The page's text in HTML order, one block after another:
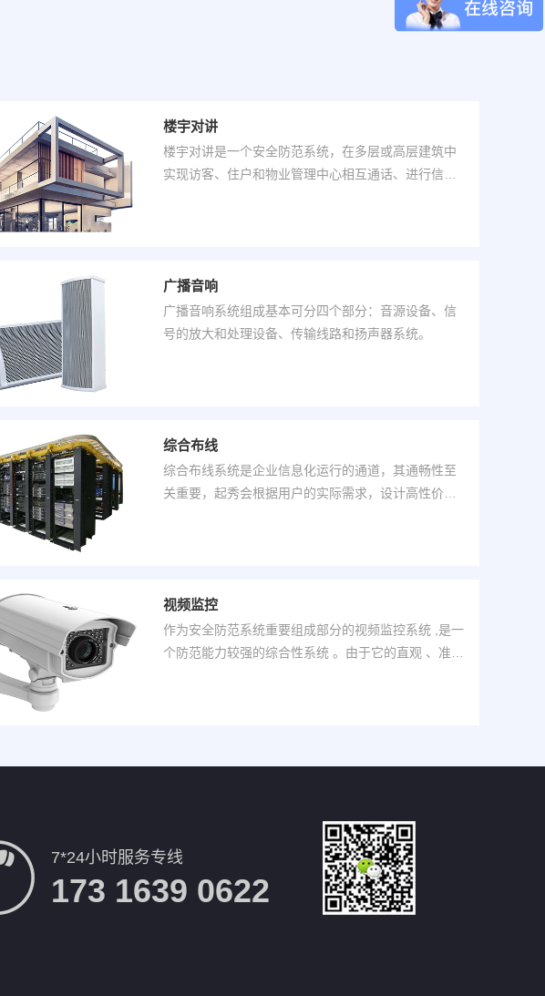
楼宇对讲
楼宇对讲是一个安全防范系统，在多层或高层建筑中
实现访客、住户和物业管理中心相互通话、进行信息
广播音响
广播音响系统组成基本可分四个部分：音源设备、信
号的放大和处理设备、传输线路和扬声器系统。
综合布线
综合布线系统是企业信息化运行的通道，其通畅性至
关重要，起秀会根据用户的实际需求，设计高性价比
视频监控
作为安全防范系统重要组成部分的视频监控系统 ,是一
个防范能力较强的综合性系统 。由于它的直观 、准确
7*24小时服务专线
173 1639 0622